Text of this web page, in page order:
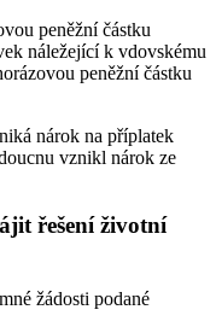
peněžní částku
náležející k vdovskému
peněžní částku
nárok na příplatek
vznikl nárok ze
řešení životní
žádosti podané